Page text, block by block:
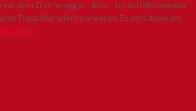
dem Titel “weniger – älter – bunter! Miteinander
Franz Müntefering erwartet. Es geht dabei um